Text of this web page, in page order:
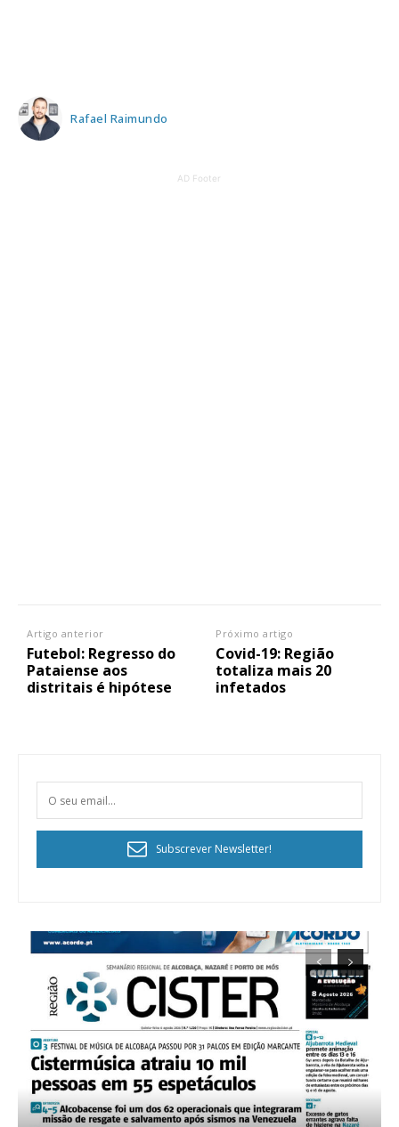
Rafael Raimundo
AD Footer
Artigo anterior
Futebol: Regresso do
Pataiense aos
distritais é hipótese
Próximo artigo
Covid-19: Região
totaliza mais 20
infetados
Subscrever Newsletter!